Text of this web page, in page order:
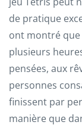
de pratique
ont montré que
plusieurs
pensées, aux
personnes
finissent par
manière que